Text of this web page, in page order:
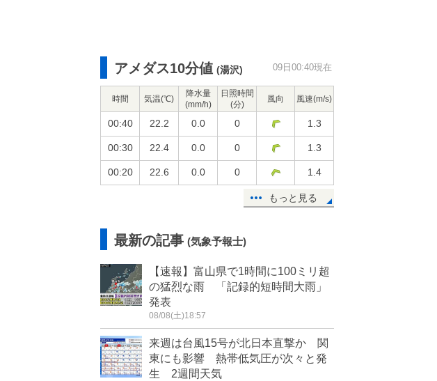
アメダス10分値 (湯沢) 09日00:40現在
時間 気温(℃)
降水量
(mm/h)
日照時間
(分)
風向 風速(m/s)
00:40 22.2 0.0 0 1.3
00:30 22.4 0.0 0 1.3
00:20 22.6 0.0 0 1.4
もっと見る
最新の記事 (気象予報士)
【速報】富山県で1時間に100ミリ超
の猛烈な雨 「記録的短時間大雨」
発表
08/08(土)18:57
来週は台風15号が北日本直撃か 関
東にも影響 熱帯低気圧が次々と発
生 2週間天気